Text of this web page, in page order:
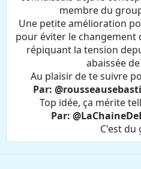
membre du
Une petite amélioration
pour éviter le changement
répiquant la tension
abaissée de
Au plaisir de te suivre
Par:
Top idée, ça mérite
Par:
C'est du